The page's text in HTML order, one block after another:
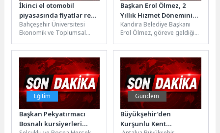
İkinci el otomobil
piyasasında fiyatlar reel
olarak düşmeye devam
ederken arzda sınırlı bir
artış oldu
Bahçeşehir Üniversitesi
Ekonomik ve Toplumsal
(BETAM) tarafından
sahibinden.com’da
yayınlanan ilanlardan
hareketle hazırlanan ve...
Başkan Erol Ölmez, 2
Yıllık Hizmet Dönemini
Kamuoyuyla Paylaşacak
Kandıra Belediye Başkanı
Erol Ölmez, göreve geldiği
yıllık süreçte ilçede...
Eğitim
Başkan Pekyatırmacı
Bosnalı kursiyerleri
Gündem
Büyükşehir’den
Kurşunlu Kent